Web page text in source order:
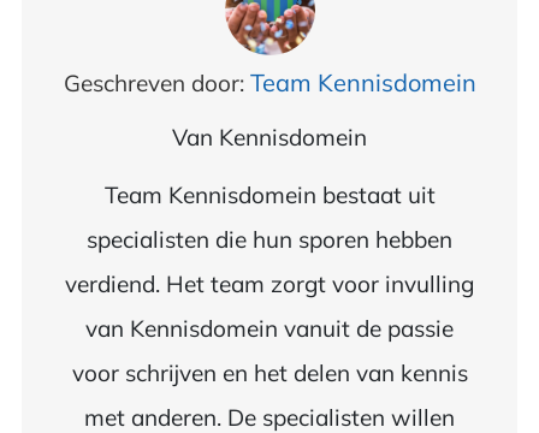
Geschreven door: Team Kennisdomein
Van Kennisdomein
Team Kennisdomein bestaat uit
specialisten die hun sporen hebben
verdiend. Het team zorgt voor invulling
van Kennisdomein vanuit de passie
voor schrijven en het delen van kennis
met anderen. De specialisten willen